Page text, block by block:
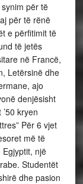
për të
për të rënë
e përfitimit të
të jetës
në Francë,
Letërsinë dhe
ajo
denjësisht
kryen
Për 6 vjet
më të
një
Studentët
dhe pasion